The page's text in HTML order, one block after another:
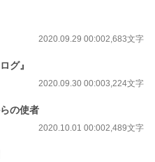
2020.09.29 00:002,683文字
グ』
2020.09.30 00:003,224文字
の使者
2020.10.01 00:002,489文字